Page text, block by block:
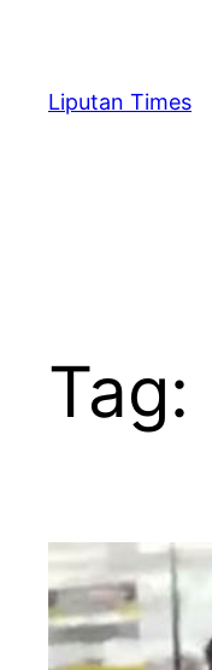
content
Liputan Times
Tag: